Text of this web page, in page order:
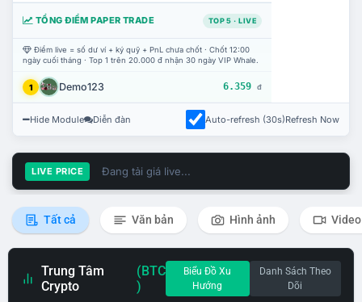
TỔNG ĐIỂM PAPER TRADE TOP 5 · LIVE
Điểm live = số dư ví + ký quỹ + PnL chưa chốt · Chốt 12:00
ngày cuối tháng · Top 1 trên 20.000 đ nhận 30 ngày VIP Whale.
1 Demo123 6.359 đ
Hide Module Diễn đàn Auto-refresh (30s)Refresh Now
LIVE PRICE Đang tải giá live...
Tất cả Văn bản Hình ảnh Video
Trung Tâm
Crypto
(BTC
)
Biểu Đồ Xu
Hướng
Danh Sách Theo
Dõi